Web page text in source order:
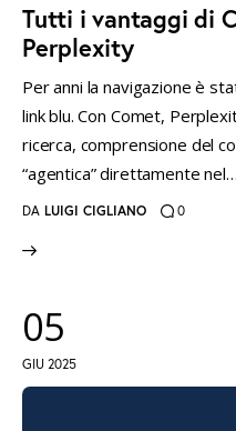
Tutti i vantaggi di
Perplexity
Per anni la navigazione è
link blu. Con Comet,
ricerca, comprensione del
“agentica” direttamente nel…
DA LUIGI CIGLIANO 0
05
GIU 2025